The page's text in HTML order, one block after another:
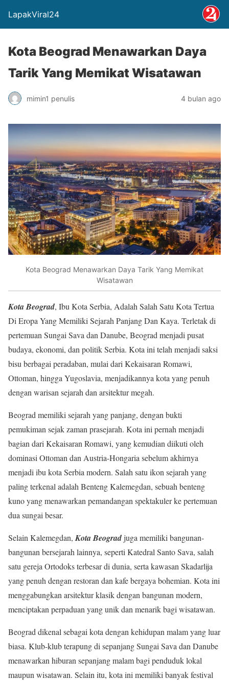
LapakViral24
Kota Beograd Menawarkan Daya
Tarik Yang Memikat Wisatawan
mimin1 penulis 4 bulan ago
Kota Beograd Menawarkan Daya Tarik Yang Memikat
Wisatawan
Kota Beograd, Ibu Kota Serbia, Adalah Salah Satu Kota Tertua
Di Eropa Yang Memiliki Sejarah Panjang Dan Kaya. Terletak di
pertemuan Sungai Sava dan Danube, Beograd menjadi pusat
budaya, ekonomi, dan politik Serbia. Kota ini telah menjadi saksi
bisu berbagai peradaban, mulai dari Kekaisaran Romawi,
Ottoman, hingga Yugoslavia, menjadikannya kota yang penuh
dengan warisan sejarah dan arsitektur megah.
Beograd memiliki sejarah yang panjang, dengan bukti
pemukiman sejak zaman prasejarah. Kota ini pernah menjadi
bagian dari Kekaisaran Romawi, yang kemudian diikuti oleh
dominasi Ottoman dan Austria-Hongaria sebelum akhirnya
menjadi ibu kota Serbia modern. Salah satu ikon sejarah yang
paling terkenal adalah Benteng Kalemegdan, sebuah benteng
kuno yang menawarkan pemandangan spektakuler ke pertemuan
dua sungai besar.
Selain Kalemegdan, Kota Beogradjuga memiliki bangunan-
bangunan bersejarah lainnya, seperti Katedral Santo Sava, salah
satu gereja Ortodoks terbesar di dunia, serta kawasan Skadarlija
yang penuh dengan restoran dan kafe bergaya bohemian. Kota ini
menggabungkan arsitektur klasik dengan bangunan modern,
menciptakan perpaduan yang unik dan menarik bagi wisatawan.
Beograd dikenal sebagai kota dengan kehidupan malam yang luar
biasa. Klub-klub terapung di sepanjang Sungai Sava dan Danube
menawarkan hiburan sepanjang malam bagi penduduk lokal
maupun wisatawan. Selain itu, kota ini memiliki banyak festival